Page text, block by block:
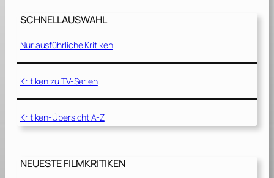
c
e
G
e
h
i
h
SCHNELLAUSWAHL
Nur ausführliche Kritiken
Kritiken zu TV-Serien
Kritiken-Übersicht A-Z
NEUESTE FILMKRITIKEN